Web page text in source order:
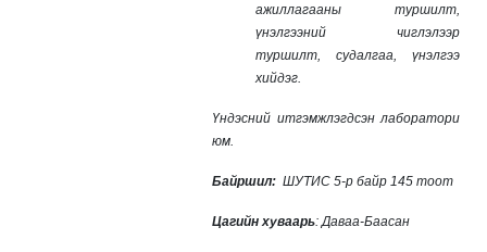
ажиллагааны туршилт,
үнэлгээний чиглэлээр
туршилт, судалгаа, үнэлгээ
хийдэг.
Үндэсний итгэмжлэгдсэн лаборатори
юм.
Байршил: ШУТИС 5-р байр 145 тоот
Цагийн хуваарь: Даваа-Баасан